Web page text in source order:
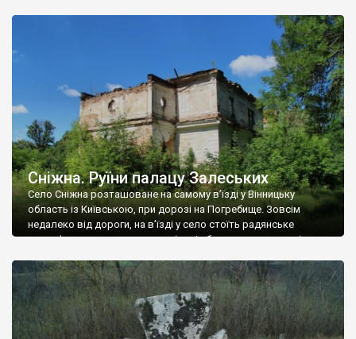
Наддністрянське відрізняється від більшості навколишніх
сіл. У селі є мурована Михайлівська церква. Точної дати […]
Сніжна. Руїни палацу Залеських
Село Сніжна розташоване на самому в’їзді у Вінницьку
область із Київською, при дорозі на Погребище. Зовсім
недалеко від дороги, на в’їзді у село стоїть радянське
рельєфне пано, яке показує жінку і яблуню, а трохи далі, десь
не видно, але видно дві стареньких колії у траві – […]